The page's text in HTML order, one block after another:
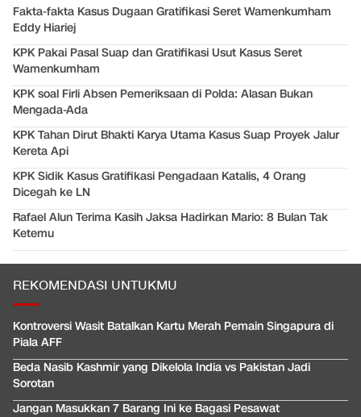
Fakta-fakta Kasus Dugaan Gratifikasi Seret Wamenkumham
Eddy Hiariej
KPK Pakai Pasal Suap dan Gratifikasi Usut Kasus Seret
Wamenkumham
KPK soal Firli Absen Pemeriksaan di Polda: Alasan Bukan
Mengada-Ada
KPK Tahan Dirut Bhakti Karya Utama Kasus Suap Proyek Jalur
Kereta Api
KPK Sidik Kasus Gratifikasi Pengadaan Katalis, 4 Orang
Dicegah ke LN
Rafael Alun Terima Kasih Jaksa Hadirkan Mario: 8 Bulan Tak
Ketemu
REKOMENDASI UNTUKMU
Kontroversi Wasit Batalkan Kartu Merah Pemain Singapura di
Piala AFF
Beda Nasib Kashmir yang Dikelola India vs Pakistan Jadi
Sorotan
Jangan Masukkan 7 Barang Ini ke Bagasi Pesawat